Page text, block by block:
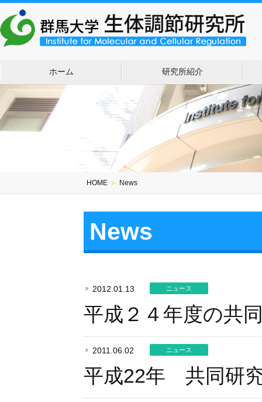
ホーム 研究所紹介
HOME ＞ News
News
2012.01.13 ニュース
平成２４年度の共
2011.06.02 ニュース
平成22年 共同研